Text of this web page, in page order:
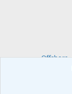
Offshore